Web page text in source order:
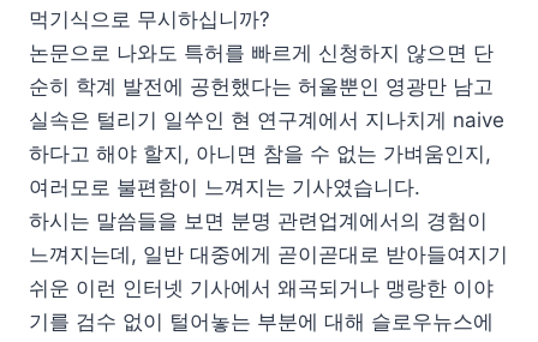
먹기식으로 무시하십니까?
논문으로 나와도 특허를 빠르게 신청하지 않으면 단
순히 학계 발전에 공헌했다는 허울뿐인 영광만 남고
실속은 털리기 일쑤인 현 연구계에서 지나치게 naive
하다고 해야 할지, 아니면 참을 수 없는 가벼움인지,
여러모로 불편함이 느껴지는 기사였습니다.
하시는 말씀들을 보면 분명 관련업계에서의 경험이
느껴지는데, 일반 대중에게 곧이곧대로 받아들여지기
쉬운 이런 인터넷 기사에서 왜곡되거나 맹랑한 이야
기를 검수 없이 털어놓는 부분에 대해 슬로우뉴스에